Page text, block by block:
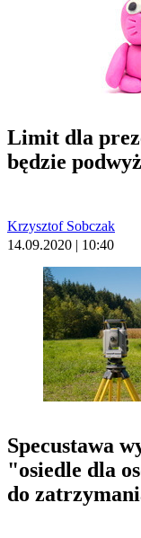
Limit dla
będzie
Krzysztof Sobczak
14.09.2020 | 10:40
Specustawa
"osiedle dla
do